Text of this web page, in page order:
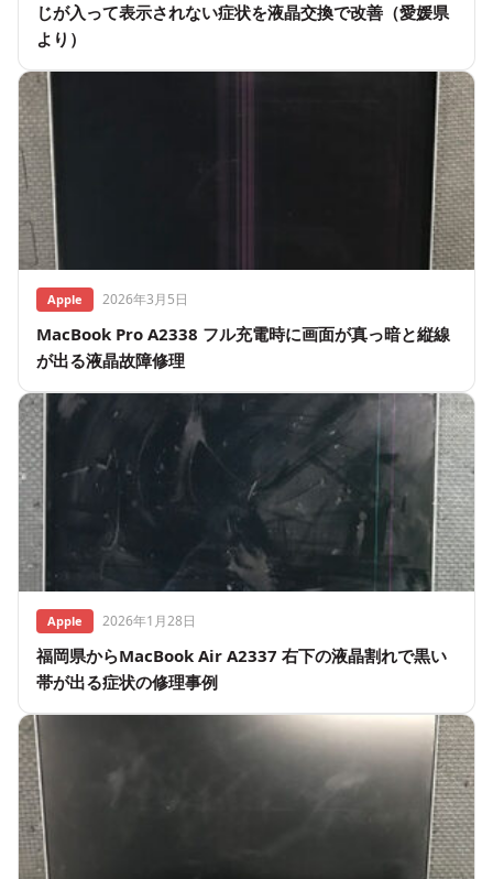
じが入って表示されない症状を液晶交換で改善（愛媛県
より）
Apple 2026年3月5日
MacBook Pro A2338 フル充電時に画面が真っ暗と縦線
が出る液晶故障修理
Apple 2026年1月28日
福岡県からMacBook Air A2337 右下の液晶割れで黒い
帯が出る症状の修理事例